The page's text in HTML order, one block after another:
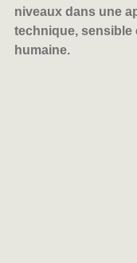
niveaux dans une
technique, sensible
humaine.